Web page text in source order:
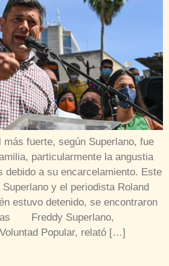
más fuerte, según Superlano, fue
particularmente la angustia
debido a su encarcelamiento. Este
y el periodista Roland
estuvo detenido, se encontraron
Freddy Superlano,
Popular, relató […]